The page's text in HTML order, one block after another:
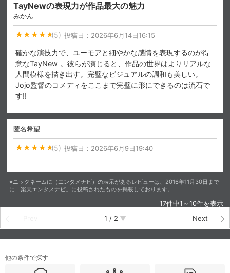
TayNewの表現力が作品最大の魅力
みかん
(5) 投稿日： 2026年6月14日16:15
確かな演技力で、ユーモアと細やかな感情を表現するのが得
意なTayNew 。彼らが演じると、作品の世界はよりリアルな
人間模様を描き出す。完璧なビジュアルの調和も美しい。
Jojo監督のコメディをここまで完璧に形にできるのは流石で
す‼️
匿名希望
(5) 投稿日： 2026年6月9日19:40
※ニックネームに（エンタメナビ）の表示があるレビューは、2016年11月30日まで
に「楽天エンタメナビ」に投稿されたものを掲載しております。
17件中1～10件を表示
1 / 2 Next
他の条件で探す